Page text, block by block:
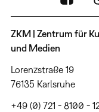
ZKM | Zentrum für
und Medien
Lorenzstraße 19
76135 Karlsruhe
+49 (0) 721 - 8100 -